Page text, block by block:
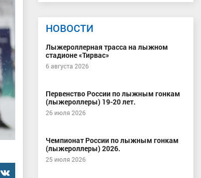
���������
НОВОСТИ
Лыжероллерная трасса на лыжном
стадионе «Тирвас»
6 августа 2026
Первенство России по лыжным гонкам
(лыжероллеры) 19-20 лет.
26 июля 2026
Чемпионат России по лыжным гонкам
(лыжероллеры) 2026.
25 июля 2026